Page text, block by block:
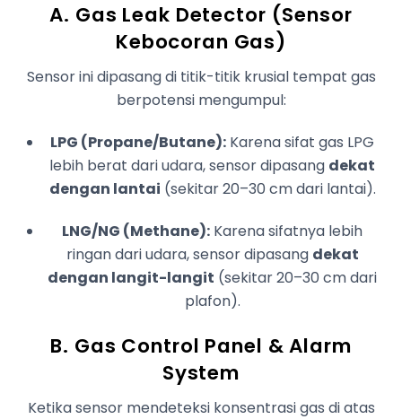
A. Gas Leak Detector (Sensor
Kebocoran Gas)
Sensor ini dipasang di titik-titik krusial tempat gas
berpotensi mengumpul:
LPG (Propane/Butane): Karena sifat gas LPG
lebih berat dari udara, sensor dipasang dekat
dengan lantai (sekitar 20–30 cm dari lantai).
LNG/NG (Methane): Karena sifatnya lebih
ringan dari udara, sensor dipasang dekat
dengan langit-langit (sekitar 20–30 cm dari
plafon).
B. Gas Control Panel & Alarm
System
Ketika sensor mendeteksi konsentrasi gas di atas